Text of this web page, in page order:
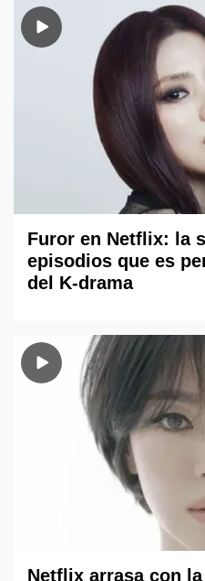
Furor en Netflix: la
episodios que es
del K-drama
Netflix arrasa con